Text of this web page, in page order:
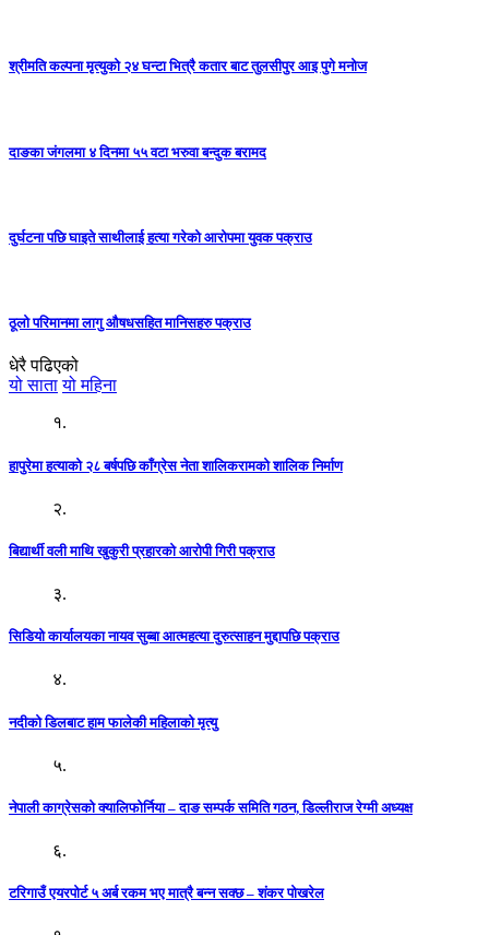
श्रीमति कल्पना मृत्युको २४ घन्टा भित्रै कतार बाट तुलसीपुर आइ पुगे मनोज
दाङका जंगलमा ४ दिनमा ५५ वटा भरुवा बन्दुक बरामद
दुर्घटना पछि घाइते साथीलाई हत्या गरेको आरोपमा युवक पक्राउ
ठूलो परिमानमा लागु औषधसहित मानिसहरु पक्राउ
धेरै पढिएको
यो साता यो महिना
१.
हापुरेमा हत्याको २८ बर्षपछि काँग्रेस नेता शालिकरामको शालिक निर्माण
२.
बिद्यार्थी वली माथि खुकुरी प्रहारको आरोपी गिरी पक्राउ
३.
सिडियो कार्यालयका नायव सुब्बा आत्महत्या दुरुत्साहन मुद्दापछि पक्राउ
४.
नदीको डिलबाट हाम फालेकी महिलाको मृत्यु
५.
नेपाली काग्रेसको क्यालिफोर्निया – दाङ सम्पर्क समिति गठन, डिल्लीराज रेग्मी अध्यक्ष
६.
टरिगाउँ एयरपोर्ट ५ अर्ब रकम भए मात्रै बन्न सक्छ – शंकर पोखरेल